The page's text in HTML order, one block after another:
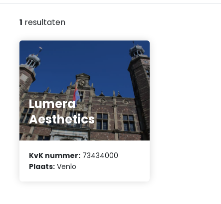
1 resultaten
Lumera
Aesthetics
KvK nummer: 73434000
Plaats: Venlo